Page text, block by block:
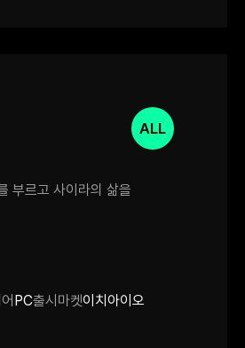
shift키를
겠네요. 게임이
습니다. 잘못된
띄워주셔도
ALL
부르고 사이라의 삶을
PC출시마켓이치아이오